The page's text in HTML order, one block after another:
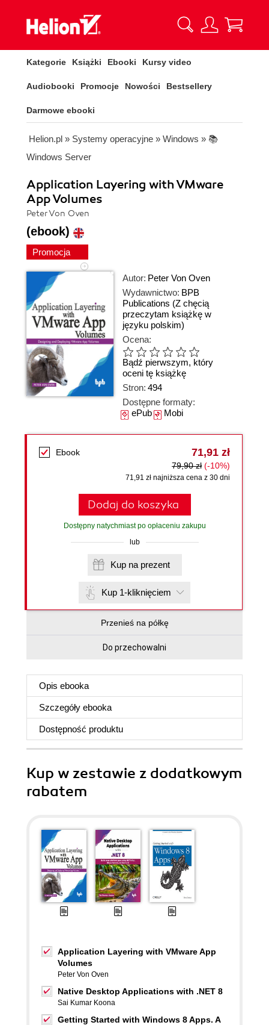
Kategorie Książki Ebooki Kursy video
Audiobooki Promocje Nowości Bestsellery
Darmowe ebooki
Helion.pl » Systemy operacyjne » Windows » 📚
Windows Server
Application Layering with VMware
App Volumes
Peter Von Oven
(ebook)
Promocja
Autor: Peter Von Oven
Wydawnictwo: BPB
Publications (Z chęcią
przeczytam książkę w
języku polskim)
Ocena:
Bądź pierwszym, który
oceni tę książkę
Stron: 494
Dostępne formaty:
ePubMobi
Ebook 71,91 zł
79,90 zł (-10%)
71,91 zł najniższa cena z 30 dni
Dodaj do koszyka
Dostępny natychmiast po opłaceniu zakupu
lub
Kup na prezent
Kup 1-kliknięciem
Przenieś na półkę
Do przechowalni
Opis ebooka
Szczegóły ebooka
Dostępność produktu
Kup w zestawie z dodatkowym
rabatem
Application Layering with VMware App
Volumes
Peter Von Oven
Native Desktop Applications with .NET 8
Sai Kumar Koona
Getting Started with Windows 8 Apps. A